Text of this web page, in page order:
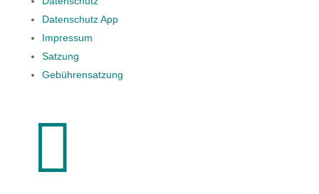
Datenschutz App
Impressum
Satzung
Gebührensatzung
